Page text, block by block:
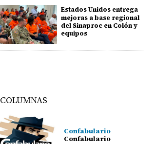
Estados Unidos entrega
mejoras a base regional
del Sinaproc en Colón y
equipos
COLUMNAS
Confabulario
Confabulario